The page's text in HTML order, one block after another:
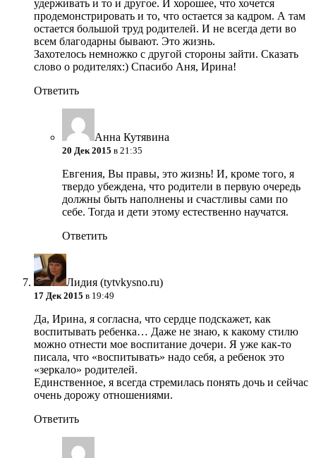
удерживать и то и другое. И хорошее, что хочется
продемонстрировать и то, что остается за кадром. А там
остается большой труд родителей. И не всегда дети во
всем благодарны бывают. Это жизнь.
Захотелось немножко с другой стороны зайти. Сказать
слово о родителях:) Спасибо Аня, Ирина!
Ответить
Анна Кутявина
20 Дек 2015 в 21:35
Евгения, Вы правы, это жизнь! И, кроме того, я
твердо убеждена, что родители в первую очередь
должны быть наполнены и счастливы сами по
себе. Тогда и дети этому естественно научатся.
Ответить
Лидия (tytvkysno.ru)
17 Дек 2015 в 19:49
Да, Ирина, я согласна, что сердце подскажет, как
воспитывать ребенка… Даже не знаю, к какому стилю
можно отнести мое воспитание дочери. Я уже как-то
писала, что «воспитывать» надо себя, а ребенок это
«зеркало» родителей.
Единственное, я всегда стремилась понять дочь и сейчас
очень дорожу отношениями.
Ответить